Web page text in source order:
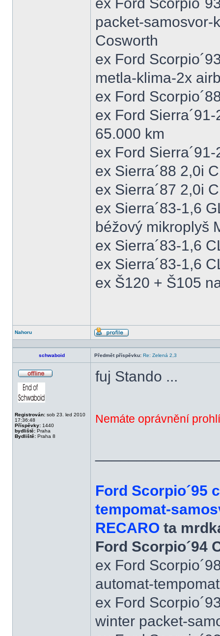
packet-samosvor-
Cosworth
ex Ford
metla-klima-2x
ex Ford
ex Ford
65.000 km
ex Ford
ex Sierra´88 2,0i
ex Sierra´87 2,0i
ex Sierra´83-1,6
béžový mikroplyš
ex Sierra´83-1,6
ex Sierra´83-1,6
ex Š120 + Š105
Nahoru
Profil
schwaboid Předmět příspěvku: Re: Zelená 2,3
Registrován: sob 23. led 2010
17:36:48
Příspěvky: 1440
bydliště: Praha
Bydliště: Praha 8
fuj Stando ...
Nemáte oprávnění
Ford Scorpio´95
tempomat-
RECARO ta
Ford Scorpio´94
ex Ford
automat-
ex Ford
winter packet-